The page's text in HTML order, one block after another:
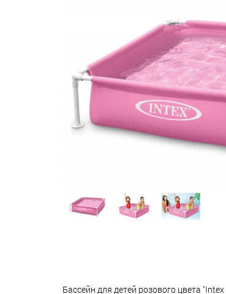
Бассейн для детей розового цвета